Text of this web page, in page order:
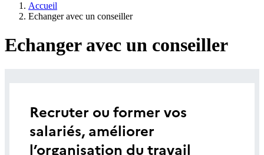
Accueil
Echanger avec un conseiller
Echanger avec un conseiller